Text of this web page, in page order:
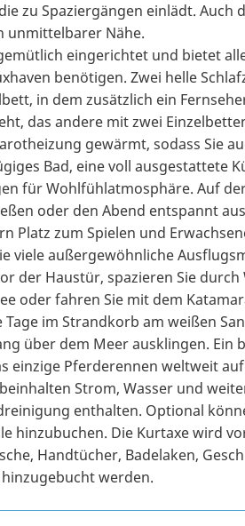
zu Spaziergängen einlädt. Auch
unmittelbarer Nähe.
eingerichtet und bietet
benötigen. Zwei helle
in dem zusätzlich ein
das andere mit zwei
gewärmt, sodass Sie
Bad, eine voll ausgestattete
für Wohlfühlatmosphäre. Auf
oder den Abend entspannt
Platz zum Spielen und
viele außergewöhnliche
der Haustür, spazieren Sie durch
oder fahren Sie mit dem
im Strandkorb am weißen
über dem Meer ausklingen. Ein
einzige Pferderennen weltweit
Strom, Wasser und
enthalten. Optional
hinzubuchen. Die Kurtaxe wird
Handtücher, Badelaken,
werden.